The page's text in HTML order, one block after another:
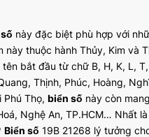
này đặc biệt phù hợp với
thuộc hành Thủy, Kim và
bắt đầu từ chữ B, H, K, L,
Thịnh, Phúc, Hoàng,
Thọ, biển số này còn
Nghệ An, TP.HCM… Nhất
Biển số 19B 21268 lý tưởng